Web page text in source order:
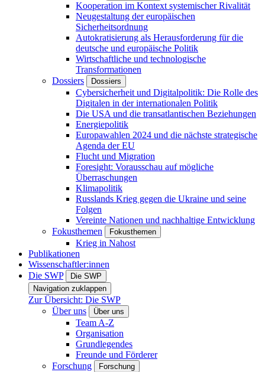
Kooperation im Kontext systemischer Rivalität
Neugestaltung der europäischen
Sicherheitsordnung
Autokratisierung als Herausforderung für die
deutsche und europäische Politik
Wirtschaftliche und technologische
Transformationen
Dossiers
Dossiers
Cybersicherheit und Digitalpolitik: Die Rolle des
Digitalen in der internationalen Politik
Die USA und die transatlantischen Beziehungen
Energiepolitik
Europawahlen 2024 und die nächste strategische
Agenda der EU
Flucht und Migration
Foresight: Vorausschau auf mögliche
Überraschungen
Klimapolitik
Russlands Krieg gegen die Ukraine und seine
Folgen
Vereinte Nationen und nachhaltige Entwicklung
Fokusthemen
Fokusthemen
Krieg in Nahost
Publikationen
Wissenschaftler:innen
Die SWP
Die SWP
Navigation zuklappen
Zur Übersicht: Die SWP
Über uns
Über uns
Team A-Z
Organisation
Grundlegendes
Freunde und Förderer
Forschung
Forschung